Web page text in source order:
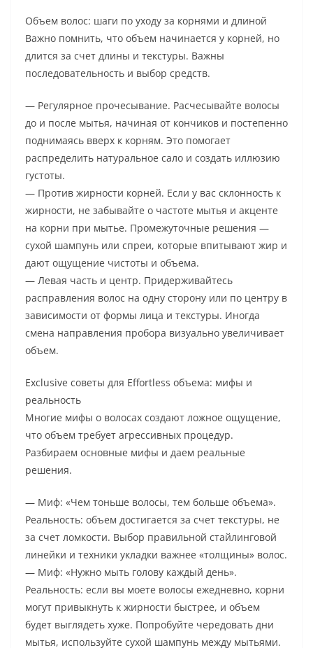
Объем волос: шаги по уходу за корнями и длиной
Важно помнить, что объем начинается у корней, но
длится за счет длины и текстуры. Важны
последовательность и выбор средств.
— Регулярное прочесывание. Расчесывайте волосы
до и после мытья, начиная от кончиков и постепенно
поднимаясь вверх к корням. Это помогает
распределить натуральное сало и создать иллюзию
густоты.
— Против жирности корней. Если у вас склонность к
жирности, не забывайте о частоте мытья и акценте
на корни при мытье. Промежуточные решения —
сухой шампунь или спреи, которые впитывают жир и
дают ощущение чистоты и объема.
— Левая часть и центр. Придерживайтесь
расправления волос на одну сторону или по центру в
зависимости от формы лица и текстуры. Иногда
смена направления пробора визуально увеличивает
объем.
Exclusive советы для Effortless объема: мифы и
реальность
Многие мифы о волосах создают ложное ощущение,
что объем требует агрессивных процедур.
Разбираем основные мифы и даем реальные
решения.
— Миф: «Чем тоньше волосы, тем больше объема».
Реальность: объем достигается за счет текстуры, не
за счет ломкости. Выбор правильной стайлинговой
линейки и техники укладки важнее «толщины» волос.
— Миф: «Нужно мыть голову каждый день».
Реальность: если вы моете волосы ежедневно, корни
могут привыкнуть к жирности быстрее, и объем
будет выглядеть хуже. Попробуйте чередовать дни
мытья, используйте сухой шампунь между мытьями.